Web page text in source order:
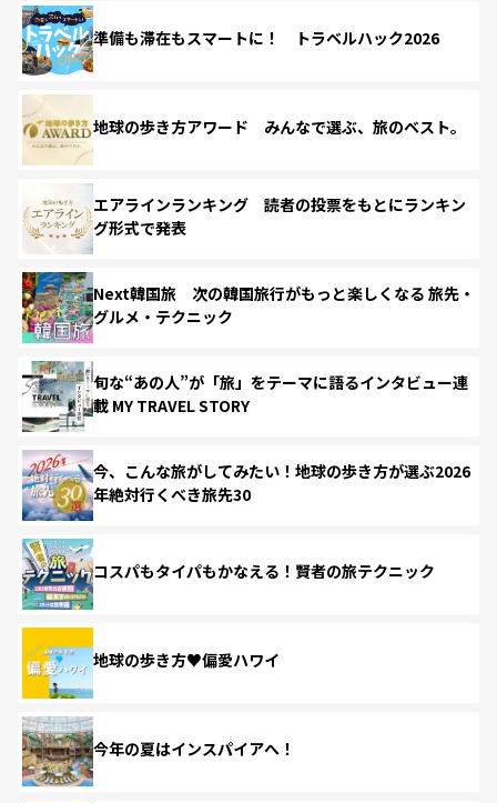
準備も滞在もスマートに！ トラベルハック2026
地球の歩き方アワード みんなで選ぶ、旅のベスト。
エアラインランキング 読者の投票をもとにランキン
グ形式で発表
Next韓国旅 次の韓国旅行がもっと楽しくなる 旅先・
グルメ・テクニック
旬な“あの人”が「旅」をテーマに語るインタビュー連
載 MY TRAVEL STORY
今、こんな旅がしてみたい！地球の歩き方が選ぶ2026
年絶対行くべき旅先30
コスパもタイパもかなえる！賢者の旅テクニック
地球の歩き方♥偏愛ハワイ
今年の夏はインスパイアへ！